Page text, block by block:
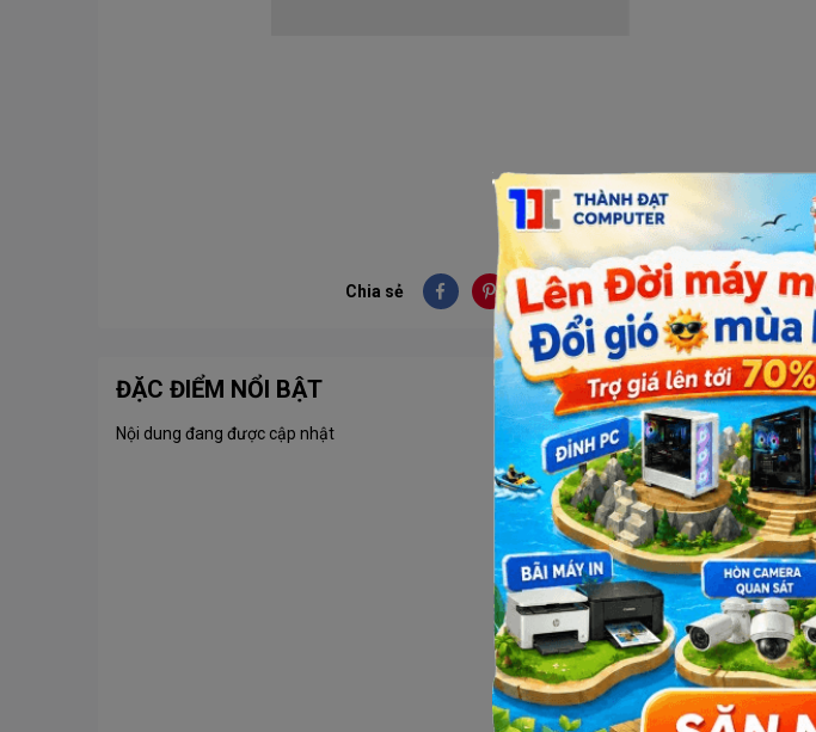
Chia sẻ
ĐẶC ĐIỂM NỔI BẬT
Nội dung đang được cập nhật